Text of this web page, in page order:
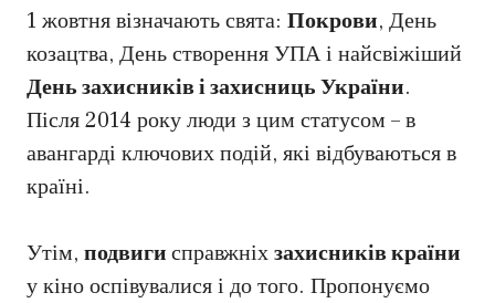
1 жовтня візначають свята: Покрови, День
козацтва, День створення УПА і найсвіжіший
День захисників і захисниць України.
Після 2014 року люди з цим статусом – в
авангарді ключових подій, які відбуваються в
країні.
Утім, подвигисправжніхзахисників країни
у кіно оспівувалися і до того. Пропонуємо